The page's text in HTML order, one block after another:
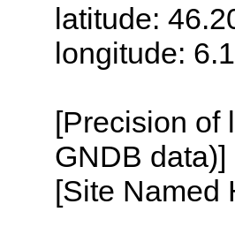
latitude:
longitude:
[Precision of
GNDB data)]
[Site Named